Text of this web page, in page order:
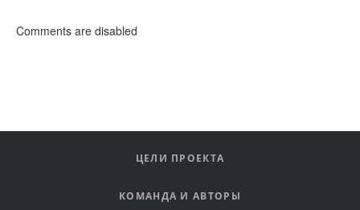
Comments are disabled
ЦЕЛИ ПРОЕКТА
КОМАНДА И АВТОРЫ